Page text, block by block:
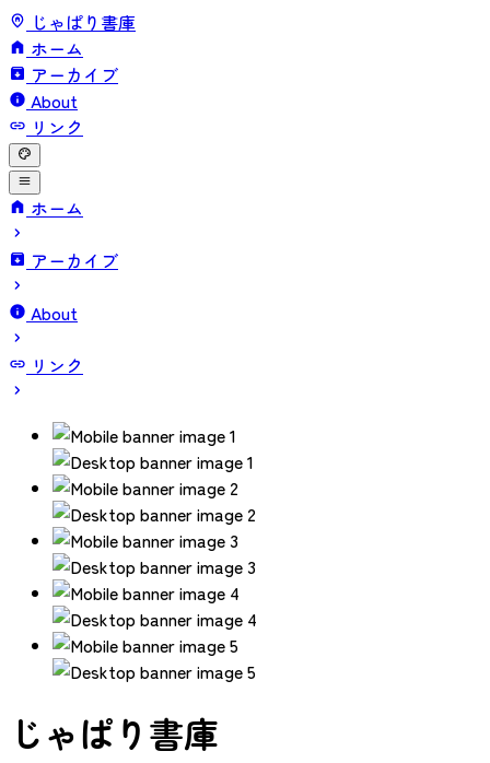
じゃぱり書庫
ホーム
アーカイブ
About
リンク
ホーム
アーカイブ
About
リンク
じゃぱり書庫